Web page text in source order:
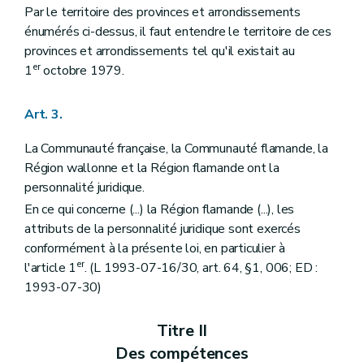
Art. 45
Art. 46
Art. 47
Art. 48
Art. 48
Art. 51
Art. 52
Art. 53
Section 3 De la publication et de l'entrée en vigueur des décrets
Art. 54
Art. 55
Art. 56
Art. 57
Art. 58
Chapitre III
Section première
Art. 62
Par le territoire des provinces et arrondissements
énumérés ci-dessus, il faut entendre le territoire de ces
provinces et arrondissements tel qu'il existait au
1eroctobre 1979.
Art. 3.
La Communauté française, la Communauté flamande, la
Région wallonne et la Région flamande ont la
personnalité juridique.
En ce qui concerne (...) la Région flamande (...), les
attributs de la personnalité juridique sont exercés
conformément à la présente loi, en particulier à
l'article 1er. (L 1993-07-16/30, art. 64, §1, 006; ED :
1993-07-30)
Titre II
Des compétences